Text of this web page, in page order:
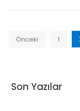
Önceki 1
Son Yazılar